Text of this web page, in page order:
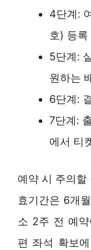
4단계:
호) 등록
5단계:
원하는
6단계:
7단계:
에서 티
예약 시 주의할
효기간은 6개
소 2주 전 예
편 좌석 확보